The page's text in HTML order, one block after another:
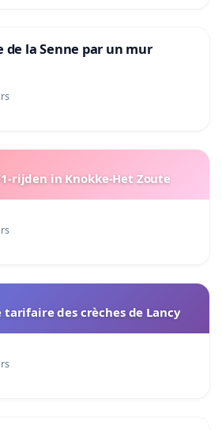
de la Senne par un mur
rijden in Knokke-Het Zoute
des crèches de Lancy